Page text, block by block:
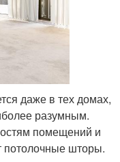
даже в тех домах,
разумным.
помещений и
потолочные шторы.